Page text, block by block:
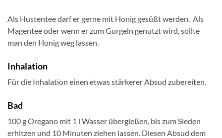
Als Hustentee darf er gerne mit Honig gesüßt werden. Als
Magentee oder wenn er zum Gurgeln genutzt wird, sollte
man den Honig weg lassen.
Inhalation
Für die Inhalation einen etwas stärkerer Absud zubereiten.
Bad
100 g Oregano mit 1 l Wasser übergießen, bis zum Sieden
erhitzen und 10 Minuten ziehen lassen. Diesen Absud dem